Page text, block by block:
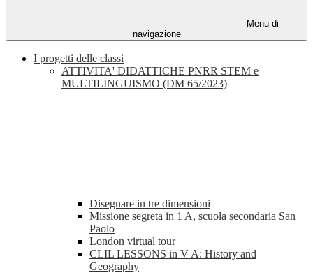
Menu di
navigazione
I progetti delle classi
ATTIVITA' DIDATTICHE PNRR STEM e
MULTILINGUISMO (DM 65/2023)
Disegnare in tre dimensioni
Missione segreta in 1 A, scuola secondaria San
Paolo
London virtual tour
CLIL LESSONS in V A: History and
Geography